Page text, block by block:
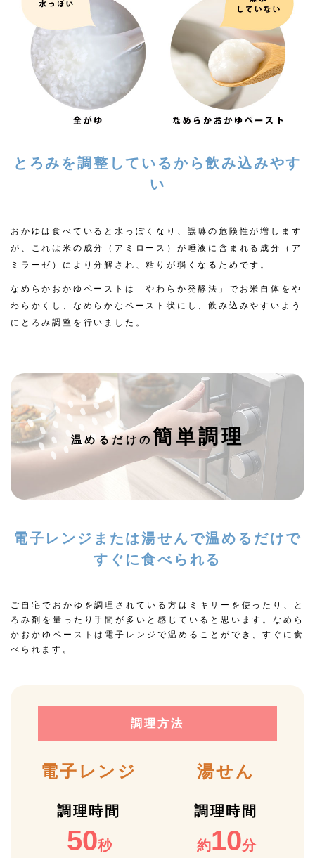
とろみを調整しているから飲み込みやす
い
おかゆは食べていると水っぽくなり、誤嚥の危険性が増します
が、これは米の成分（アミロース）が唾液に含まれる成分（ア
ミラーゼ）により分解され、粘りが弱くなるためです。
なめらかおかゆペーストは「やわらか発酵法」でお米自体をや
わらかくし、なめらかなペースト状にし、飲み込みやすいよう
にとろみ調整を行いました。
温めるだけの 簡単調理
電子レンジまたは湯せんで温めるだけで
すぐに食べられる
ご自宅でおかゆを調理されている方はミキサーを使ったり、と
ろみ剤を量ったり手間が多いと感じていると思います。なめら
かおかゆペーストは電子レンジで温めることができ、すぐに食
べられます。
調理方法
電子レンジ
調理時間
50秒
湯せん
調理時間
約10分